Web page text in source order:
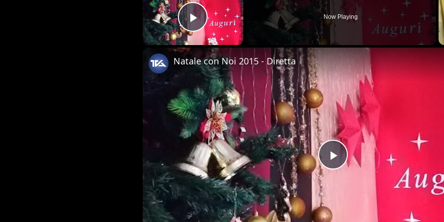
Play Video
Now Playing
Play
Natale con Noi 2015 - Diretta